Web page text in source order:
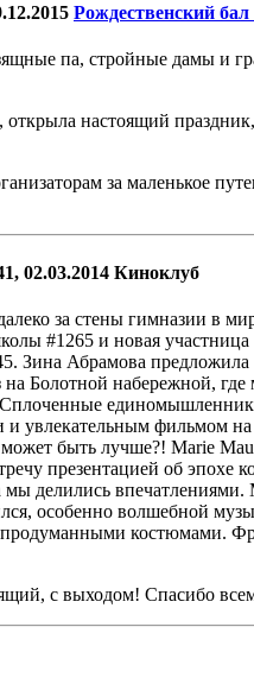
Рождественский
па, стройные дамы и
настоящий
за маленькое
02.03.2014 Киноклуб
за стены гимназии в
#1265 и новая
Зина Абрамова
Болотной набережной,
увлекательным фильмом на
быть лучше?! Marie
презентацией об эпохе
делились
особенно волшебной
костюмами.
с выходом! Спасибо